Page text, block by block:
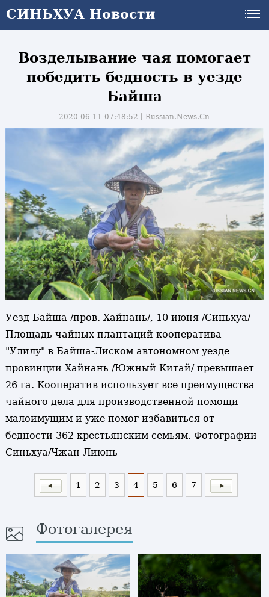
СИНЬХУА Новости
Возделывание чая помогает
победить бедность в уезде
Байша
2020-06-11 07:48:52丨Russian.News.Cn
Уезд Байша /пров. Хайнань/, 10 июня /Синьхуа/ --
Площадь чайных плантаций кооператива
"Улилу" в Байша-Лиском автономном уезде
провинции Хайнань /Южный Китай/ превышает
26 га. Кооператив использует все преимущества
чайного дела для производственной помощи
малоимущим и уже помог избавиться от
бедности 362 крестьянским семьям. Фотографии
Синьхуа/Чжан Лиюнь
1 2 3 4 5 6 7
Фотогалерея